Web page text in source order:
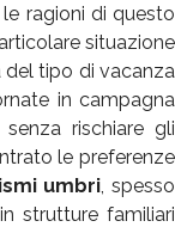
ragioni di questo
situazione
tipo di vacanza
in campagna
rischiare gli
le preferenze
umbri , spesso
strutture familiari